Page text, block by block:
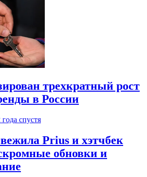
трехкратный рост
в России
года спустя
Prius и хэтчбек
обновки и